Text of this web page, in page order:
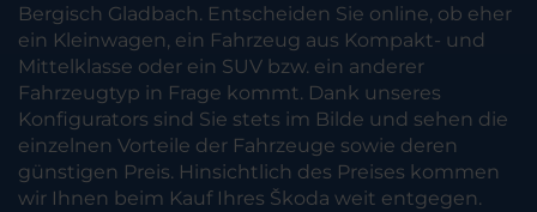
Bergisch Gladbach. Entscheiden Sie online, ob eher
ein Kleinwagen, ein Fahrzeug aus Kompakt- und
Mittelklasse oder ein SUV bzw. ein anderer
Fahrzeugtyp in Frage kommt. Dank unseres
Konfigurators sind Sie stets im Bilde und sehen die
einzelnen Vorteile der Fahrzeuge sowie deren
günstigen Preis. Hinsichtlich des Preises kommen
wir Ihnen beim Kauf Ihres Škoda weit entgegen.